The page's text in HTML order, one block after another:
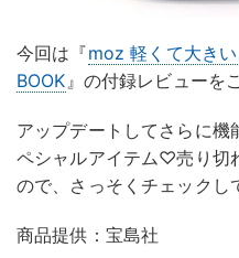
今回は『moz 軽くて大き
BOOK』の付録レビューを
アップデートしてさらに機
ペシャルアイテム♡売り切
ので、さっそくチェックし
商品提供：宝島社